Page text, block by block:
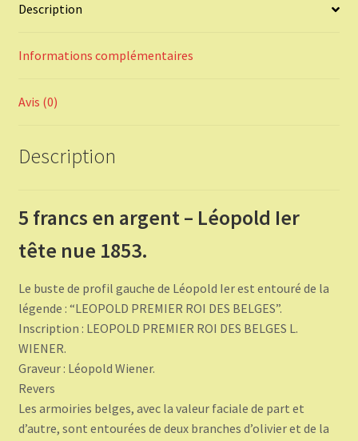
Description
Informations complémentaires
Avis (0)
Description
5 francs en argent – Léopold Ier
tête nue 1853.
Le buste de profil gauche de Léopold Ier est entouré de la
légende : “LEOPOLD PREMIER ROI DES BELGES”.
Inscription : LEOPOLD PREMIER ROI DES BELGES L.
WIENER.
Graveur : Léopold Wiener.
Revers
Les armoiries belges, avec la valeur faciale de part et
d’autre, sont entourées de deux branches d’olivier et de la